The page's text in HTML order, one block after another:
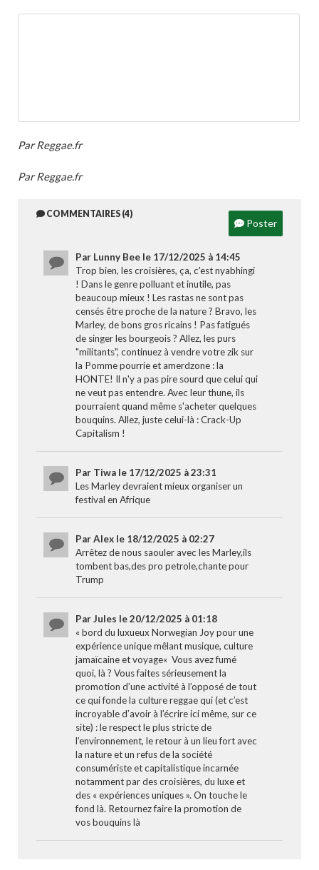
Par Reggae.fr
Par Reggae.fr
COMMENTAIRES (4)
Poster
Par Lunny Bee le 17/12/2025 à 14:45
Trop bien, les croisières, ça, c'est nyabhingi
! Dans le genre polluant et inutile, pas
beaucoup mieux ! Les rastas ne sont pas
censés être proche de la nature ? Bravo, les
Marley, de bons gros ricains ! Pas fatigués
de singer les bourgeois ? Allez, les purs
"militants", continuez à vendre votre zik sur
la Pomme pourrie et amerdzone : la
HONTE! Il n'y a pas pire sourd que celui qui
ne veut pas entendre. Avec leur thune, ils
pourraient quand même s'acheter quelques
bouquins. Allez, juste celui-là : Crack-Up
Capitalism !
Par Tiwa le 17/12/2025 à 23:31
Les Marley devraient mieux organiser un
festival en Afrique
Par Alex le 18/12/2025 à 02:27
Arrêtez de nous saouler avec les Marley,ils
tombent bas,des pro petrole,chante pour
Trump
Par Jules le 20/12/2025 à 01:18
« bord du luxueux Norwegian Joy pour une
expérience unique mêlant musique, culture
jamaïcaine et voyage« Vous avez fumé
quoi, là ? Vous faites sérieusement la
promotion d’une activité à l’opposé de tout
ce qui fonde la culture reggae qui (et c’est
incroyable d’avoir à l’écrire ici même, sur ce
site) : le respect le plus stricte de
l’environnement, le retour à un lieu fort avec
la nature et un refus de la société
consumériste et capitalistique incarnée
notamment par des croisières, du luxe et
des « expériences uniques ». On touche le
fond là. Retournez faire la promotion de
vos bouquins là